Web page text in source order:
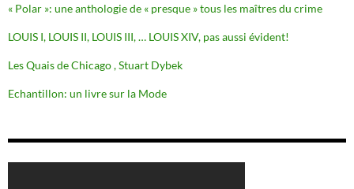
« Polar »: une anthologie de « presque » tous les maîtres du crime
LOUIS I, LOUIS II, LOUIS III, … LOUIS XIV, pas aussi évident!
Les Quais de Chicago , Stuart Dybek
Echantillon: un livre sur la Mode